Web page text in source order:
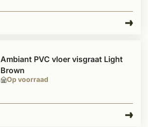
Op voorraad
Ambiant PVC vloer visgraat Light
Brown